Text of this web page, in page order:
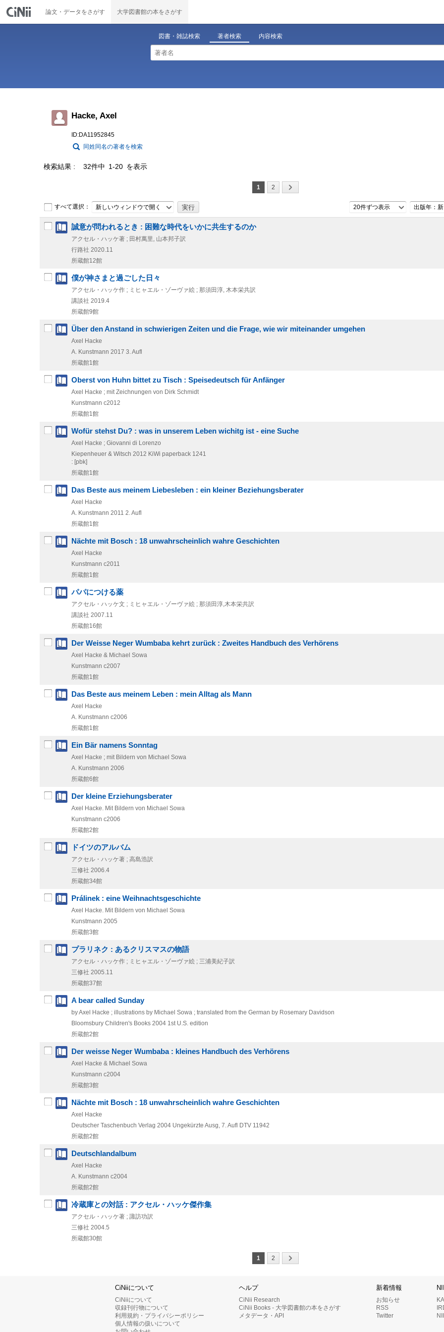
論文・データをさがす 大学図書館の本をさがす
図書・雑誌検索 著者検索 内容検索
Hacke, Axel
ID:DA11952845
同姓同名の著者を検索
検索結果 32件中 1-20 を表示
1 2
すべて選択： 新しいウィンドウで開く 20件ずつ表示 出版年：
誠意が問われるとき : 困難な時代をいかに共生するのか
アクセル・ハッケ著 ; 田村萬里, 山本邦子訳
行路社 2020.11
所蔵館12館
僕が神さまと過ごした日々
アクセル・ハッケ作 ; ミヒャエル・ゾーヴァ絵 ; 那須田淳, 木本栄共訳
講談社 2019.4
所蔵館9館
Über den Anstand in schwierigen Zeiten und die Frage, wie wir miteinander umgehen
Axel Hacke
A. Kunstmann 2017 3. Aufl
所蔵館1館
Oberst von Huhn bittet zu Tisch : Speisedeutsch für Anfänger
Axel Hacke ; mit Zeichnungen von Dirk Schmidt
Kunstmann c2012
所蔵館1館
Wofür stehst Du? : was in unserem Leben wichitg ist - eine Suche
Axel Hacke ; Giovanni di Lorenzo
Kiepenheuer & Witsch 2012 KiWi paperback 1241
: [pbk]
所蔵館1館
Das Beste aus meinem Liebesleben : ein kleiner Beziehungsberater
Axel Hacke
A. Kunstmann 2011 2. Aufl
所蔵館1館
Nächte mit Bosch : 18 unwahrscheinlich wahre Geschichten
Axel Hacke
Kunstmann c2011
所蔵館1館
パパにつける薬
アクセル・ハッケ文 ; ミヒャエル・ゾーヴァ絵 ; 那須田淳,木本栄共訳
講談社 2007.11
所蔵館16館
Der Weisse Neger Wumbaba kehrt zurück : Zweites Handbuch des Verhörens
Axel Hacke & Michael Sowa
Kunstmann c2007
所蔵館1館
Das Beste aus meinem Leben : mein Alltag als Mann
Axel Hacke
A. Kunstmann c2006
所蔵館1館
Ein Bär namens Sonntag
Axel Hacke ; mit Bildern von Michael Sowa
A. Kunstmann 2006
所蔵館6館
Der kleine Erziehungsberater
Axel Hacke. Mit Bildern von Michael Sowa
Kunstmann c2006
所蔵館2館
ドイツのアルバム
アクセル・ハッケ著 ; 高島浩訳
三修社 2006.4
所蔵館34館
Prálinek : eine Weihnachtsgeschichte
Axel Hacke. Mit Bildern von Michael Sowa
Kunstmann 2005
所蔵館3館
プラリネク : あるクリスマスの物語
アクセル・ハッケ作 ; ミヒャエル・ゾーヴァ絵 ; 三浦美紀子訳
三修社 2005.11
所蔵館37館
A bear called Sunday
by Axel Hacke ; illustrations by Michael Sowa ; translated from the German by Rosemary Davidson
Bloomsbury Children's Books 2004 1st U.S. edition
所蔵館2館
Der weisse Neger Wumbaba : kleines Handbuch des Verhörens
Axel Hacke & Michael Sowa
Kunstmann c2004
所蔵館3館
Nächte mit Bosch : 18 unwahrscheinlich wahre Geschichten
Axel Hacke
Deutscher Taschenbuch Verlag 2004 Ungekürzte Ausg, 7. Aufl DTV 11942
所蔵館2館
Deutschlandalbum
Axel Hacke
A. Kunstmann c2004
所蔵館2館
冷蔵庫との対話 : アクセル・ハッケ傑作集
アクセル・ハッケ著 ; 諏訪功訳
三修社 2004.5
所蔵館30館
1 2
CiNiiについて
CiNiiについて
収録刊行物について
利用規約・プライバシーポリシー
個人情報の扱いについて
ヘルプ
CiNii Research
CiNii Books - 大学図書館の本をさがす
メタデータ・API
新着情報
お知らせ
RSS
Twitter